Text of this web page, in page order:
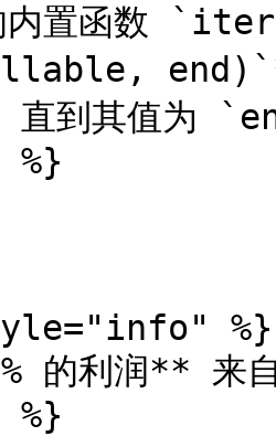
置函数
end)`**
到其值为
%}
的利润** 来